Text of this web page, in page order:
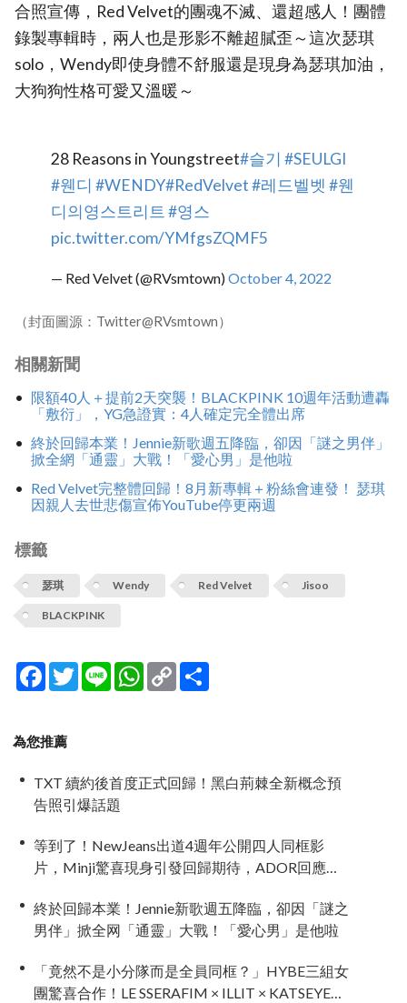
合照宣傳，Red Velvet的團魂不滅、還超感人！團體
錄製專輯時，兩人也是形影不離超膩歪～這次瑟琪
solo，Wendy即使身體不舒服還是現身為瑟琪加油，
大狗狗性格可愛又溫暖～
28 Reasons in Youngstreet#슬기 #SEULGI
#웬디 #WENDY#RedVelvet#레드벨벳 #웬
디의영스트리트#영스
pic.twitter.com/YMfgsZQMF5
— Red Velvet (@RVsmtown)October 4, 2022
（封面圖源：Twitter@RVsmtown）
相關新聞
限額40人＋提前2天突襲！BLACKPINK 10週年活動遭轟
「敷衍」，YG急證實：4人確定完全體出席
終於回歸本業！Jennie新歌週五降臨，卻因「謎之男伴」
掀全網「通靈」大戰！「愛心男」是他啦
Red Velvet完整體回歸！8月新專輯＋粉絲會連發！ 瑟琪
因親人去世悲傷宣佈YouTube停更兩週
標籤
瑟琪 Wendy Red Velvet Jisoo
BLACKPINK
Facebook
TwitterLine WhatsApp
Copy
Link
為您推薦
TXT 續約後首度正式回歸！黑白荊棘全新概念預
告照引爆話題
等到了！NewJeans出道4週年公開四人同框影
片，Minji驚喜現身引發回歸期待，ADOR回應未
終於回歸本業！Jennie新歌週五降臨，卻因「謎之
男伴」掀全网「通靈」大戰！「愛心男」是他啦
「竟然不是小分隊而是全員同框？」HYBE三組女
團驚喜合作！LE SSERAFIM × ILLIT × KATSEYE合